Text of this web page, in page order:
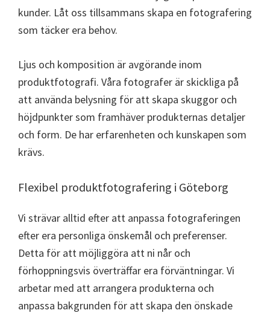
kunder. Låt oss tillsammans skapa en fotografering
som täcker era behov.
Ljus och komposition är avgörande inom
produktfotografi. Våra fotografer är skickliga på
att använda belysning för att skapa skuggor och
höjdpunkter som framhäver produkternas detaljer
och form. De har erfarenheten och kunskapen som
krävs.
Flexibel produktfotografering i Göteborg
Vi strävar alltid efter att anpassa fotograferingen
efter era personliga önskemål och preferenser.
Detta för att möjliggöra att ni når och
förhoppningsvis överträffar era förväntningar. Vi
arbetar med att arrangera produkterna och
anpassa bakgrunden för att skapa den önskade